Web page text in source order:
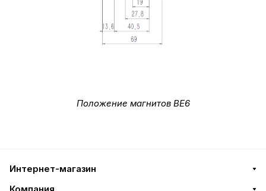
Положение магнитов ВЕ6
Интернет-магазин